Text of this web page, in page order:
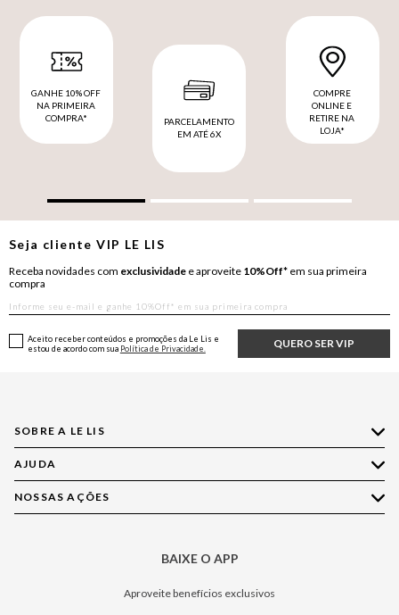
GANHE 10% OFF
NA PRIMEIRA
COMPRA*
PARCELAMENTO
EM ATÉ 6X
COMPRE
ONLINE E
RETIRE NA
LOJA*
Seja clienteVIP LE LIS
Receba novidades com exclusividade e aproveite 10%Off* em sua primeira
compra
QUERO SER VIP
Aceito receber conteúdos e promoções da Le Lis e
estou de acordo com sua Política de Privacidade.
SOBRE A LE LIS
Quem Somos
Nossas Lojas
Política de Privacidade
AJUDA
Compre pelo WhatsApp
Central de Relacionamento
NOSSAS AÇÕES
BAIXE O APP
Aproveite benefícios exclusivos